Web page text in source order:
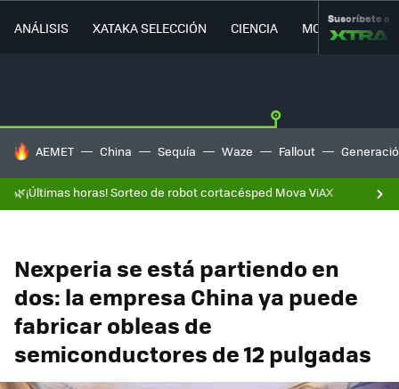
ANÁLISIS XATAKA SELECCIÓN CIENCIA MOVILIDAD
Suscríbete a
HOY SE HABLA DE
AEMET China Sequía Waze Fallout
🌿¡Últimas horas! Sorteo de robot cortacésped Mova ViAX
Nexperia se está partiendo en
dos: la empresa China ya puede
fabricar obleas de
semiconductores de 12 pulgadas